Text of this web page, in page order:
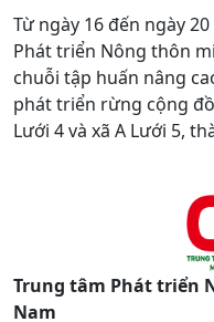
Từ ngày 16 đến ngày
Phát triển Nông thôn
chuỗi tập huấn nâng
phát triển rừng cộng
Lưới 4 và xã A Lưới 5,
Trung tâm Phát triển
Nam